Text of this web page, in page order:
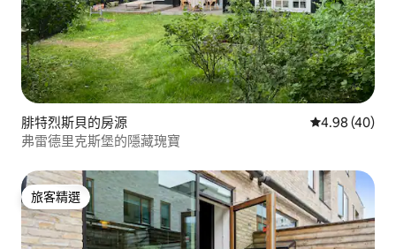
腓特烈斯貝的房源 從 40 則評價
4.98 (40)
弗雷德里克斯堡的隱藏瑰寶
旅客精選
旅客精選